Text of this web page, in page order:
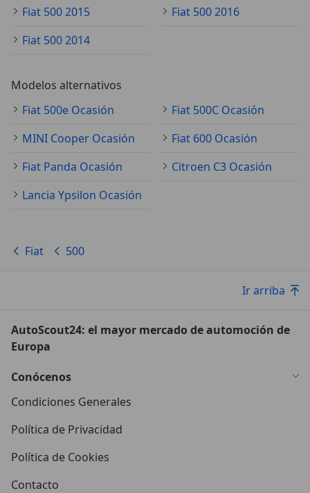
Fiat 500 2015
Fiat 500 2016
Fiat 500 2014
Modelos alternativos
Fiat 500e Ocasión
Fiat 500C Ocasión
MINI Cooper Ocasión
Fiat 600 Ocasión
Fiat Panda Ocasión
Citroen C3 Ocasión
Lancia Ypsilon Ocasión
Fiat 500
Ir arriba
AutoScout24: el mayor mercado de automoción de
Europa
Conócenos
Condiciones Generales
Política de Privacidad
Política de Cookies
Contacto